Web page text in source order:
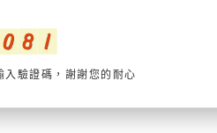
驗證碼，謝謝您的耐心